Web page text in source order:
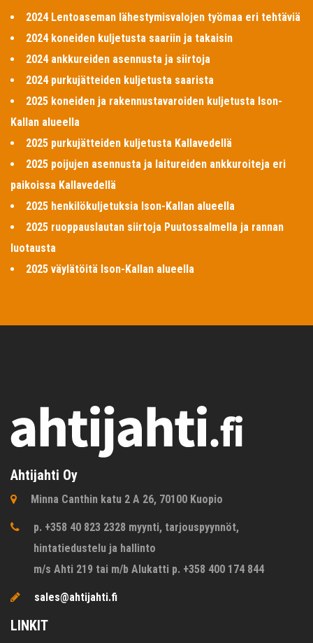
2024 Lentoaseman lähestymisvalojen työmaa eri tehtäviä
2024 koneiden kuljetusta saariin ja takaisin
2024 ankkureiden asennusta ja siirtoja
2024 purkujätteiden kuljetusta saarista
2025 koneiden ja rakennustavaroiden kuljetusta Ison-
Kallan alueella
2025 purkujätteiden kuljetusta Kallavedellä
2025 poijujen asennusta ja laitureiden ankkuroiteja eri
paikoissa Kallavedellä
2025 henkilökuljetuksia Ison-Kallan alueella
2025 ruoppauslautan siirtoja Puutossalmella ja rannan
luotausta
2025 väylätöitä Ison-Kallan alueella
Ahtijahti Oy
Minna Canthin katu 2 A 26, 70100 Kuopio
p. +358 40 823 2328 myynti, tarjouspyynnöt,
hintatiedustelu ja hallinto
m/s Ahti 219 tai m/b Alukatti p. +358 400 174 844
sales@ahtijahti.fi
LINKIT